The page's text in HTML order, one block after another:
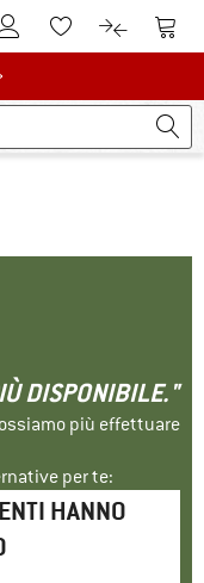
Al conto clienteAlla lista
Al Al
DISPONIBILE."
più effettuare
per te:
HANNO